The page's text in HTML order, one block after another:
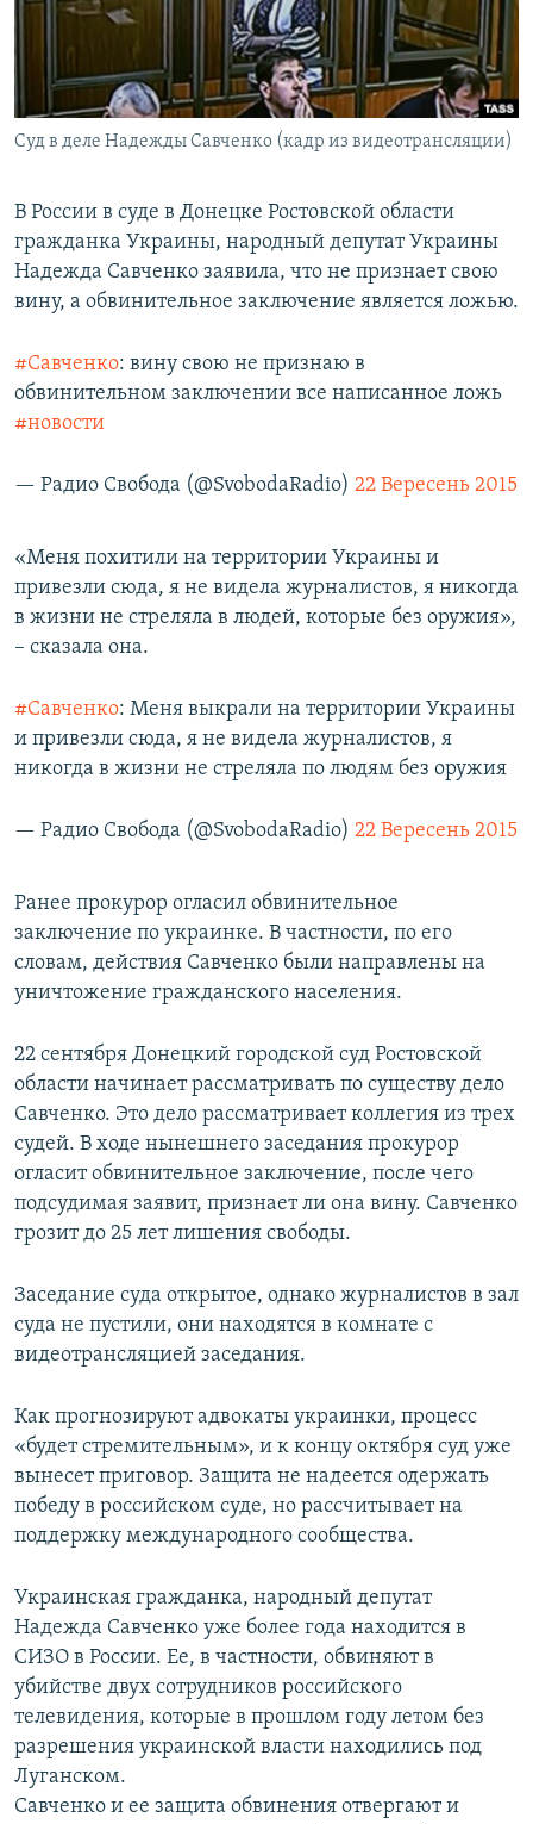
ПОБЕДИТЕЛЕЙ НЕ СУДЯТ?
КРЫМ.НЕПОКОРЕННЫЙ
ELIFBE
УКРАИНСКАЯ ПРОБЛЕМА КРЫМА
ПРИСОЕДИНЯЙТЕСЬ!
Суд в деле Надежды Савченко (кадр из видеотрансляции)
В России в суде в Донецке Ростовской области
гражданка Украины, народный депутат Украины
Надежда Савченко заявила, что не признает свою
вину, а обвинительное заключение является ложью.
#Савченко: вину свою не признаю в
обвинительном заключении все написанное ложь
#новости
— Радио Свобода (@SvobodaRadio) 22 Вересень 2015
«Меня похитили на территории Украины и
привезли сюда, я не видела журналистов, я никогда
в жизни не стреляла в людей, которые без оружия»,
– сказала она.
#Савченко: Меня выкрали на территории Украины
и привезли сюда, я не видела журналистов, я
никогда в жизни не стреляла по людям без оружия
— Радио Свобода (@SvobodaRadio) 22 Вересень 2015
Ранее прокурор огласил обвинительное
заключение по украинке. В частности, по его
словам, действия Савченко были направлены на
уничтожение гражданского населения.
22 сентября Донецкий городской суд Ростовской
области начинает рассматривать по существу дело
Савченко. Это дело рассматривает коллегия из трех
судей. В ходе нынешнего заседания прокурор
огласит обвинительное заключение, после чего
подсудимая заявит, признает ли она вину. Савченко
грозит до 25 лет лишения свободы.
Заседание суда открытое, однако журналистов в зал
суда не пустили, они находятся в комнате с
видеотрансляцией заседания.
Как прогнозируют адвокаты украинки, процесс
«будет стремительным», и к концу октября суд уже
вынесет приговор. Защита не надеется одержать
победу в российском суде, но рассчитывает на
поддержку международного сообщества.
Украинская гражданка, народный депутат
Надежда Савченко уже более года находится в
СИЗО в России. Ее, в частности, обвиняют в
убийстве двух сотрудников российского
телевидения, которые в прошлом году летом без
разрешения украинской власти находились под
Луганском.
Савченко и ее защита обвинения отвергают и